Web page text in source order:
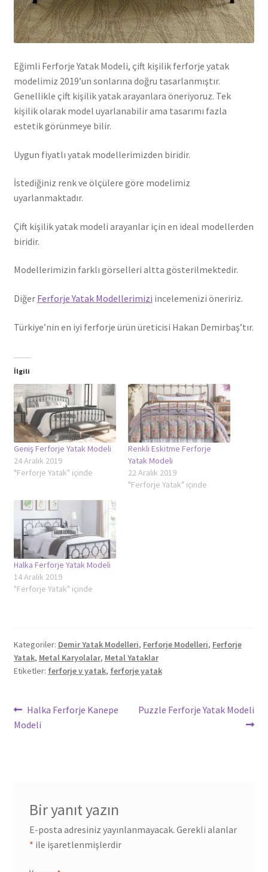
Eğimli Ferforje Yatak Modeli, çift kişilik ferforje yatak
modelimiz 2019’un sonlarına doğru tasarlanmıştır.
Genellikle çift kişilik yatak arayanlara öneriyoruz. Tek
kişilik olarak model uyarlanabilir ama tasarımı fazla
estetik görünmeye bilir.
Uygun fiyatlı yatak modellerimizden biridir.
İstediğiniz renk ve ölçülere göre modelimiz
uyarlanmaktadır.
Çift kişilik yatak modeli arayanlar için en ideal modellerden
biridir.
Modellerimizin farklı görselleri altta gösterilmektedir.
Diğer Ferforje Yatak Modellerimizi incelemenizi öneririz.
Türkiye’nin en iyi ferforje ürün üreticisi Hakan Demirbaş’tır.
İlgili
Geniş Ferforje Yatak Modeli
24 Aralık 2019
"Ferforje Yatak" içinde
Renkli Eskitme Ferforje
Yatak Modeli
22 Aralık 2019
"Ferforje Yatak" içinde
Halka Ferforje Yatak Modeli
14 Aralık 2019
"Ferforje Yatak" içinde
Kategoriler: Demir Yatak Modelleri, Ferforje Modelleri, Ferforje
Yatak, Metal Karyolalar, Metal Yataklar
Etiketler: ferforje v yatak, ferforje yatak
Yazı
gezinmesi
Önceki
yazı:
Halka Ferforje Kanepe
Modeli
Sonraki
Puzzle Ferforje Yatak Modeli
Bir yanıt yazın
E-posta adresiniz yayınlanmayacak. Gerekli alanlar
* ile işaretlenmişlerdir